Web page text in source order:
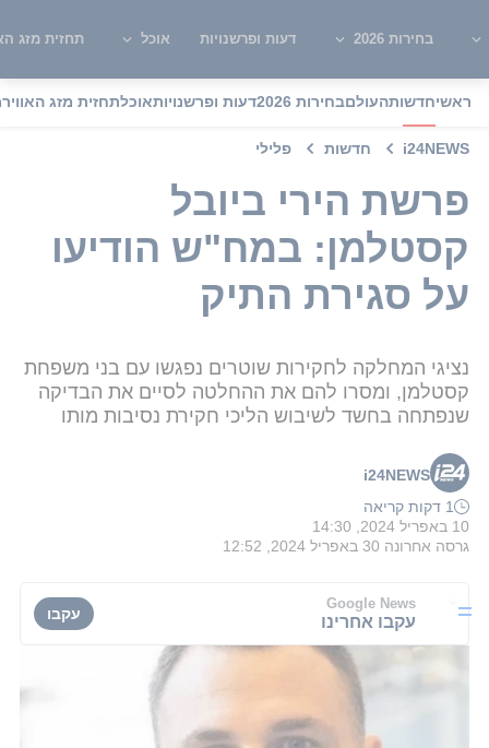
בחירות 2026 דעות ופרשנויות אוכל תחזית מזג
ראשיחדשותהעולםבחירות 2026 דעות ופרשנויותאוכלתחזית מזג האוויר
i24NEWS חדשות פלילי
פרשת הירי ביובל
קסטלמן: במח"ש הודיעו
על סגירת התיק
נציגי המחלקה לחקירות שוטרים נפגשו עם בני משפחת
קסטלמן, ומסרו להם את ההחלטה לסיים את הבדיקה
שנפתחה בחשד לשיבוש הליכי חקירת נסיבות מותו
i24NEWS
1 דקות קריאה
10 באפריל 2024, 14:30
גרסה אחרונה 30 באפריל 2024, 12:52
Google News
עקבו אחרינו עקבו